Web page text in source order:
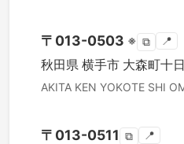
〒 013-0503 ※ ⧉ 📍
秋田県 横手市 大森町十
AKITA KEN YOKOTE SHI
〒 013-0511 ⧉ 📍